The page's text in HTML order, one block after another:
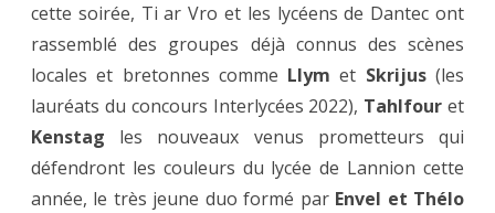
cette soirée, Ti ar Vro et les lycéens de Dantec ont
rassemblé des groupes déjà connus des scènes
locales et bretonnes comme Llymet Skrijus(les
lauréats du concours Interlycées 2022), Tahlfouret
Kenstag les nouveaux venus prometteurs qui
défendront les couleurs du lycée de Lannion cette
année, le très jeune duo formé par Envel et Thélo